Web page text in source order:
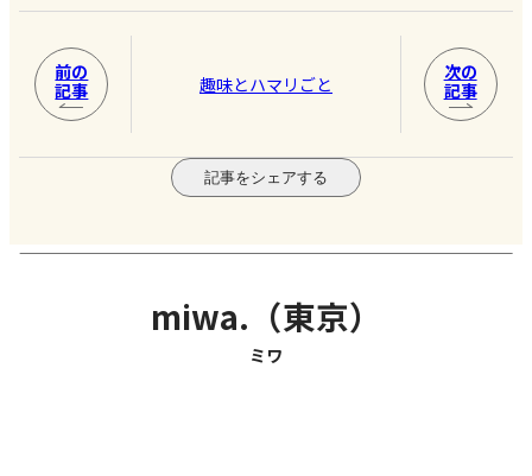
前の
記事
趣味とハマリごと
次の
記事
記事をシェアする
miwa.（東京）
ミワ